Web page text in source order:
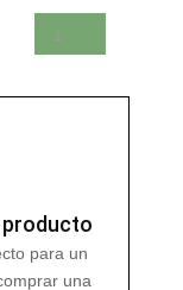
producto
para un
una